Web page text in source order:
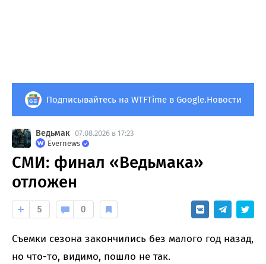
Подписывайтесь на WTFTime в Google.Новости
Ведьмак 07.08.2026 в 17:23
Evernews
СМИ: финал «Ведьмака»
отложен
5 0
Съемки сезона закончились без малого год назад,
но что-то, видимо, пошло не так.